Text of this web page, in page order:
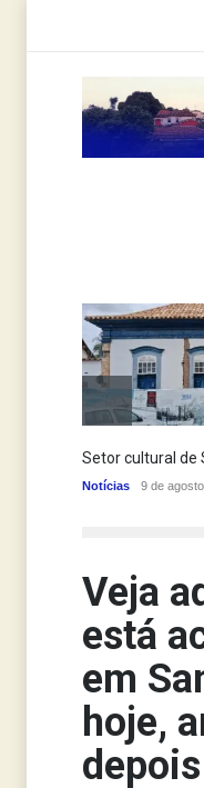
Setor cultural de
Notícias 9 de
Veja
está
em
hoje,
depois